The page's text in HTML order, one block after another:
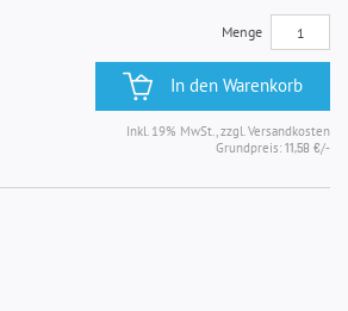
Menge
In den Warenkorb
Inkl. 19% MwSt., zzgl. Versandkosten
Grundpreis: 11,58 €/-